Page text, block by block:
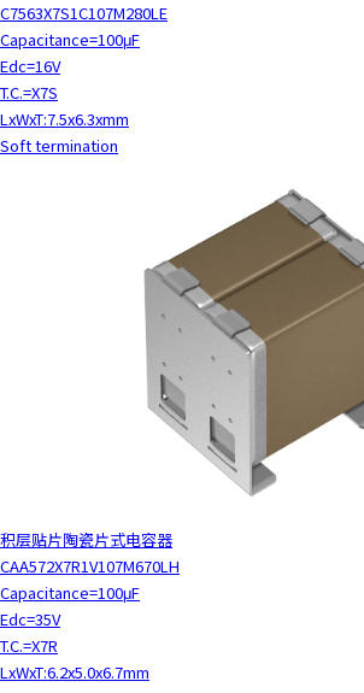
C7563X7S1C107M280LE
Capacitance=100μF
Edc=16V
T.C.=X7S
LxWxT:7.5x6.3xmm
Soft termination
积层贴片陶瓷片式电容器
CAA572X7R1V107M670LH
Capacitance=100μF
Edc=35V
T.C.=X7R
LxWxT:6.2x5.0x6.7mm